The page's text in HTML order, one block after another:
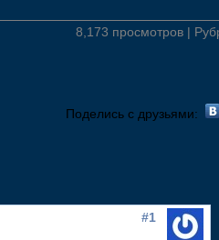
8,173 просмотров |
Поделись с друзьями:
#1